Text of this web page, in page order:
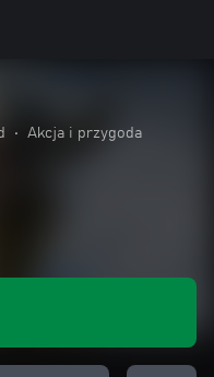
• Akcja i przygoda